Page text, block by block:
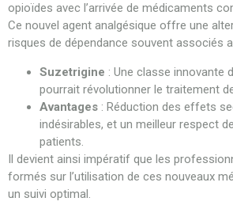
opioïdes avec l’arrivée de médicaments
Ce nouvel agent analgésique offre une
risques de dépendance souvent associés
Suzetrigine : Une classe innovante
pourrait révolutionner le traitement
Avantages : Réduction des effets
indésirables, et un meilleur respect
patients.
Il devient ainsi impératif que les
formés sur l’utilisation de ces nouveaux
un suivi optimal.